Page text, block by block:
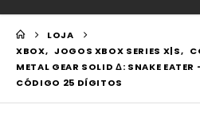
LOJA
XBOX, JOGOS XBOX SERIES X|S,
METAL GEAR SOLID Δ: SNAKE EATER
CÓDIGO 25 DÍGITOS